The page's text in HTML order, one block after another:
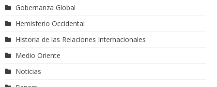
Gobernanza Global
Hemisferio Occidental
Historia de las Relaciones Internacionales
Medio Oriente
Noticias